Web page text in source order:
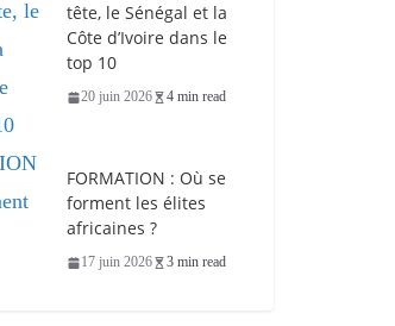
tête, le Sénégal et la
Côte d’Ivoire dans le
top 10
20 juin 2026 4 min read
FORMATION : Où se
forment les élites
africaines ?
17 juin 2026 3 min read